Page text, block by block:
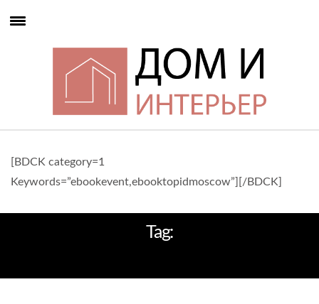
[BDCK category=1
Keywords=”ebookevent,ebooktopidmoscow”][/BDCK]
Tag: